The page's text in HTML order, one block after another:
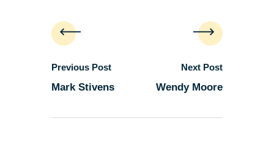
Previous Post
Mark Stivens
Next Post
Wendy Moore